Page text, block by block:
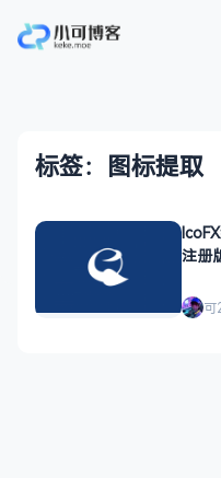
标签：图标提取
注册
可